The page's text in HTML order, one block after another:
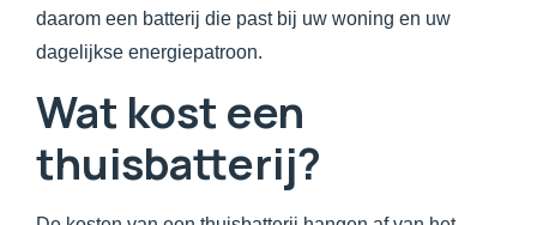
daarom een batterij die past bij uw woning en uw
dagelijkse energiepatroon.
Wat kost een
thuisbatterij?